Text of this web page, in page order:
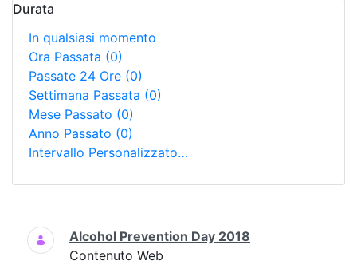
Durata
In qualsiasi momento
Ora Passata (0)
Passate 24 Ore (0)
Settimana Passata (0)
Mese Passato (0)
Anno Passato (0)
Intervallo Personalizzato…
Ricerca
Alcohol Prevention Day 2018
Contenuto Web